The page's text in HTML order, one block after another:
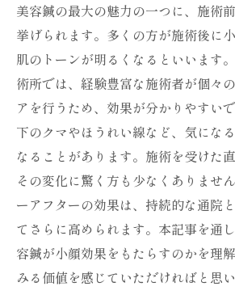
美容鍼の最大の魅力の一つに、施術
挙げられます。多くの方が施術後に
肌のトーンが明るくなるといいます
術所では、経験豊富な施術者が個々
アを行うため、効果が分かりやすい
下のクマやほうれい線など、気にな
なることがあります。施術を受けた
その変化に驚く方も少なくありませ
ーアフターの効果は、持続的な通院
てさらに高められます。本記事を通
容鍼が小顔効果をもたらすのかを理
みる価値を感じていただければと思い